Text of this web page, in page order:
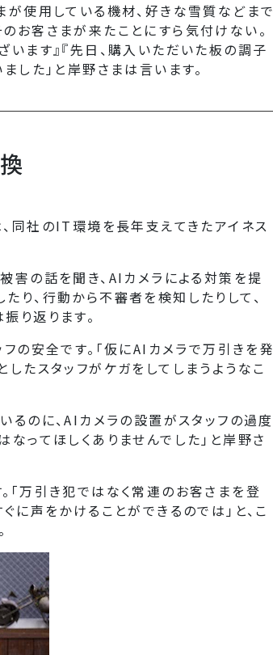
が使用している機材、好きな雪質などまで
お客さまが来たことにすら気付けない。
います』『先日、購入いただいた板の調子
した」と岸野さまは言います。
同社のIT環境を長年支えてきたアイネス
害の話を聞き、AIカメラによる対策を提
り、行動から不審者を検知したりして、
り返ります。
の安全です。「仮にAIカメラで万引きを発
たスタッフがケガをしてしまうようなこ
るのに、AIカメラの設置がスタッフの過度
ってほしくありませんでした」と岸野さ
「万引き犯ではなく常連のお客さまを登
に声をかけることができるのでは」と、こ